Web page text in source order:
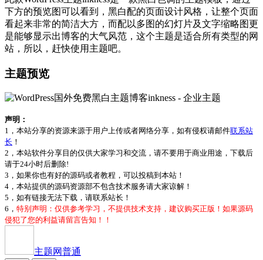
下方的预览图可以看到，黑白配的页面设计风格，让整个页面
看起来非常的简洁大方，而配以多图的幻灯片及文字缩略图更
是能够显示出博客的大气风范，这个主题是适合所有类型的网
站，所以，赶快使用主题吧。
主题预览
声明：
1，本站分享的资源来源于用户上传或者网络分享，如有侵权请邮件联系站
长 ！
2，本站软件分享目的仅供大家学习和交流，请不要用于商业用途，下载后
请于24小时后删除!
3，如果你也有好的源码或者教程，可以投稿到本站！
4，本站提供的源码资源部不包含技术服务请大家谅解！
5，如有链接无法下载，请联系站长！
6， 特别声明：仅供参考学习，不提供技术支持，建议购买正版！如果源码
侵犯了您的利益请留言告知！！
主题网普通